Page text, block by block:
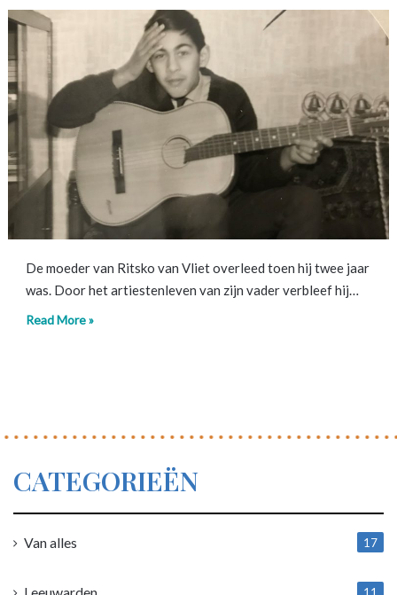
De moeder van Ritsko van Vliet overleed toen hij twee jaar
was. Door het artiestenleven van zijn vader verbleef hij…
Read More »
CATEGORIEËN
Van alles
17